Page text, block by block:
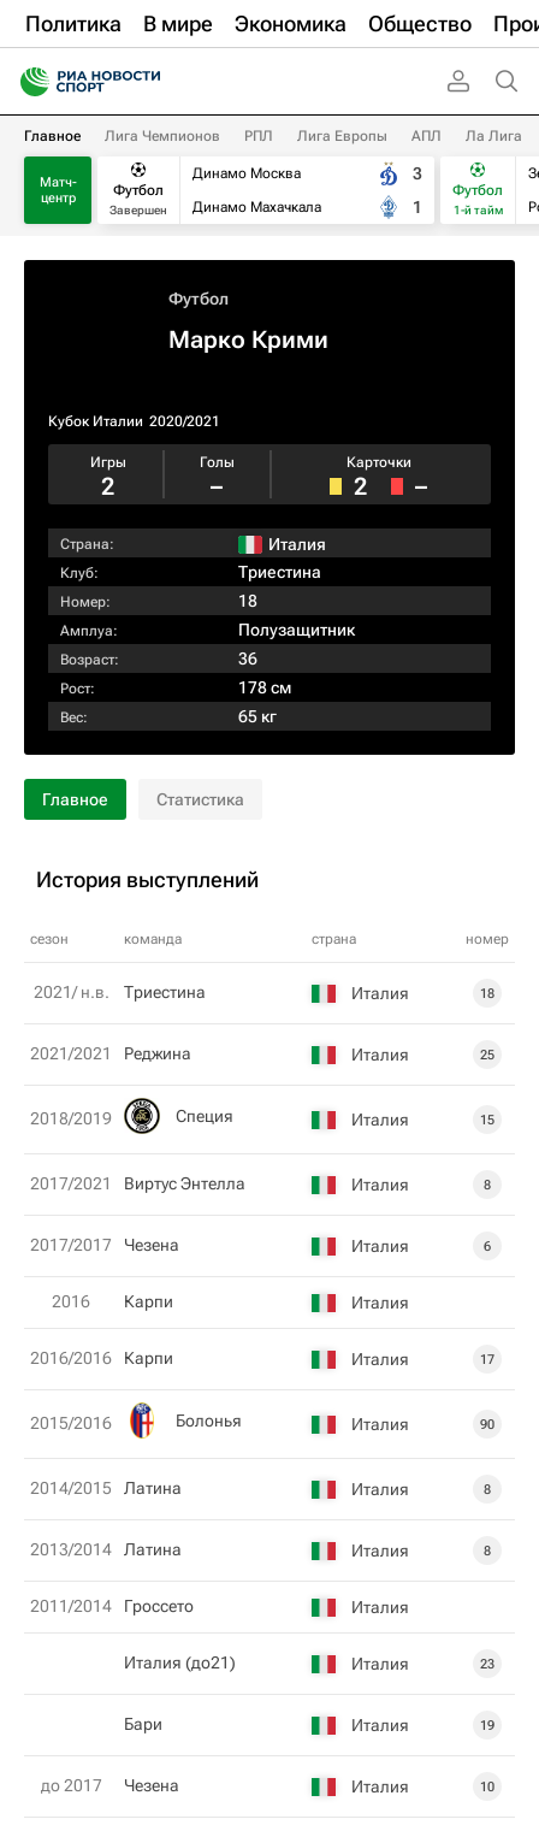
Политика В мире Экономика Общество
Главное Лига Чемпионов РПЛ Лига Европы АПЛ Ла Лига
Матч-
центр
Футбол
Завершен
Динамо Москва
Динамо Махачкала
3
1
Футбол
1-й тайм
Футбол
Марко Крими
Кубок Италии 2020/2021
Игры
2
Голы
–
Карточки
2 –
Страна: Италия
Клуб: Триестина
Номер: 18
Амплуа: Полузащитник
Возраст: 36
Рост: 178 см
Вес: 65 кг
Главное Статистика
История выступлений
сезон команда страна номер
2021/ н.в. Триестина Италия 18
2021/2021 Рeджина Италия 25
2018/2019 Специя Италия 15
2017/2021 Виртус Энтелла Италия 8
2017/2017 Чезена Италия 6
2016 Карпи Италия
2016/2016 Карпи Италия 17
2015/2016 Болонья Италия 90
2014/2015 Латина Италия 8
2013/2014 Латина Италия 8
2011/2014 Гроссето Италия
Италия (до21) Италия 23
Бари Италия 19
до 2017 Чезена Италия 10